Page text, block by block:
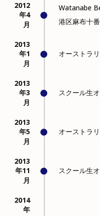
2012
年4
月
Watanabe
港区麻布十
2013
年1
月
オーストラ
2013
年3
月
スクール生
2013
年5
月
オーストラ
2013
年11
月
スクール生
2014
年